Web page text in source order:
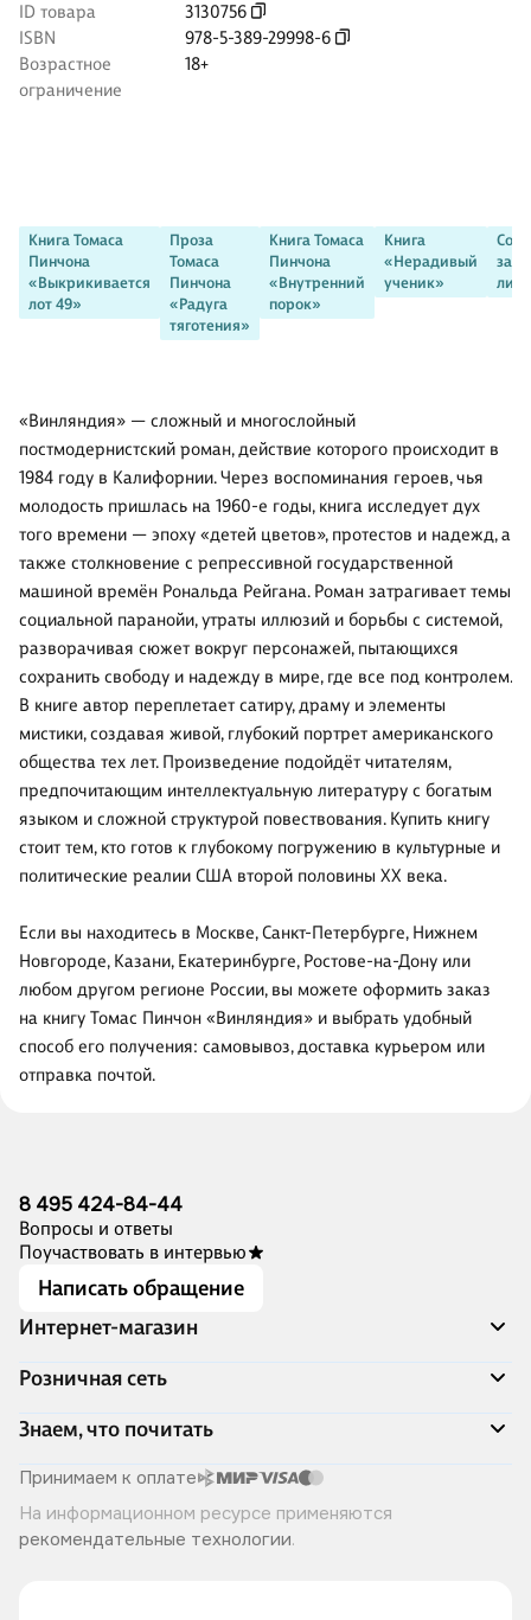
ID товара
3130756
ISBN
978-5-389-29998-6
Возрастное
ограничение
18+
Книга Томаса
Пинчона
«Выкрикивается
лот 49»
Проза
Томаса
Пинчона
«Радуга
тяготения»
Книга Томаса
Пинчона
«Внутренний
порок»
Книга
«Нерадивый
ученик»
«Винляндия» — сложный и многослойный
постмодернистский роман, действие которого происходит в
1984 году в Калифорнии. Через воспоминания героев, чья
молодость пришлась на 1960-е годы, книга исследует дух
того времени — эпоху «детей цветов», протестов и надежд, а
также столкновение с репрессивной государственной
машиной времён Рональда Рейгана. Роман затрагивает темы
социальной паранойи, утраты иллюзий и борьбы с системой,
разворачивая сюжет вокруг персонажей, пытающихся
сохранить свободу и надежду в мире, где все под контролем.
В книге автор переплетает сатиру, драму и элементы
мистики, создавая живой, глубокий портрет американского
общества тех лет. Произведение подойдёт читателям,
предпочитающим интеллектуальную литературу с богатым
языком и сложной структурой повествования. Купить книгу
стоит тем, кто готов к глубокому погружению в культурные и
политические реалии США второй половины XX века.
Если вы находитесь в Москве, Санкт-Петербурге, Нижнем
Новгороде, Казани, Екатеринбурге, Ростове-на-Дону или
любом другом регионе России, вы можете оформить заказ
на книгу Томас Пинчон «Винляндия» и выбрать удобный
способ его получения: самовывоз, доставка курьером или
отправка почтой.
8 495 424-84-44
Вопросы и ответы
Поучаствовать в интервью
Написать обращение
Интернет-магазин
Акции
Доставка и оплата
Программа лояльности
Подарочные сертификаты
Правила продажи
Политика конфиденциальности
Розничная сеть
Адреса магазинов
О компании
Хотите у нас работать?
Знаем, что почитать
Скоро в продаже
Лучшие из лучших
Читай-журнал
Принимаем к оплате
На информационном ресурсе применяются
рекомендательные технологии.